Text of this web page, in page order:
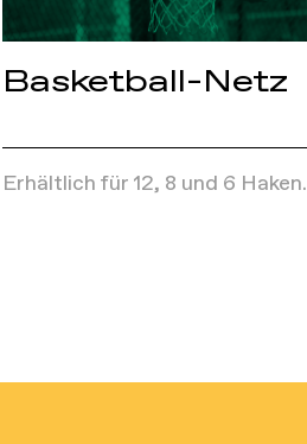
Basketball-Netz
Erhältlich für 12, 8 und 6 Haken.